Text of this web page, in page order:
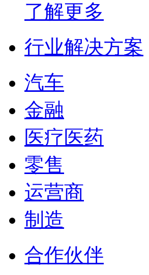
了解更多
行业解决方案
汽车
金融
医疗医药
零售
运营商
制造
合作伙伴